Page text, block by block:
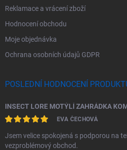
Reklamace a vrácení zboží
Hodnocení obchodu
Moje objednávka
Ochrana osobních údajů GDPR
POSLEDNÍ HODNOCENÍ
EVA ČECHOVÁ
Jsem velice spokojená s podporou na
vezproblémový obchod.